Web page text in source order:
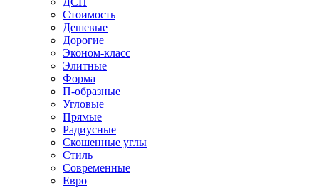
Стоимость
Дешевые
Дорогие
Эконом-класс
Элитные
Форма
П-образные
Угловые
Прямые
Радиусные
Скошенные углы
Стиль
Современные
Евро